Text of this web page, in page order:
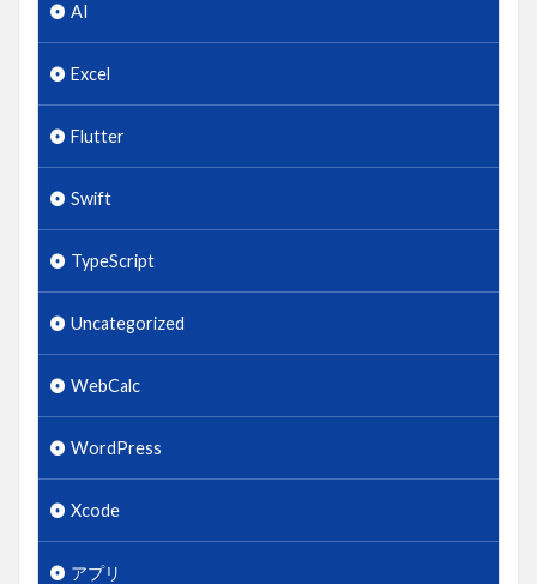
AI
Excel
Flutter
Swift
TypeScript
Uncategorized
WebCalc
WordPress
Xcode
アプリ